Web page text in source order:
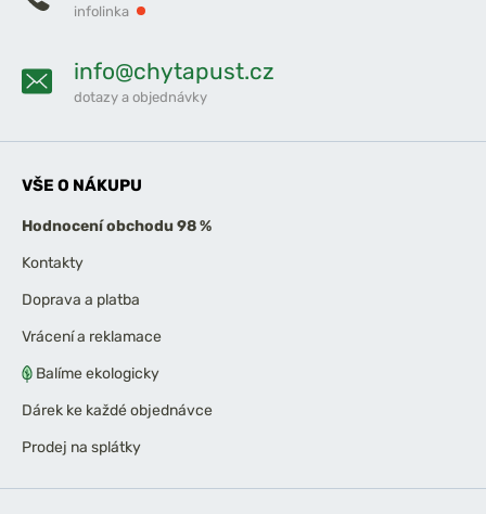
infolinka
info@chytapust.cz
dotazy a objednávky
VŠE O NÁKUPU
Hodnocení obchodu 98 %
Kontakty
Doprava a platba
Vrácení a reklamace
Balíme ekologicky
Dárek ke každé objednávce
Prodej na splátky